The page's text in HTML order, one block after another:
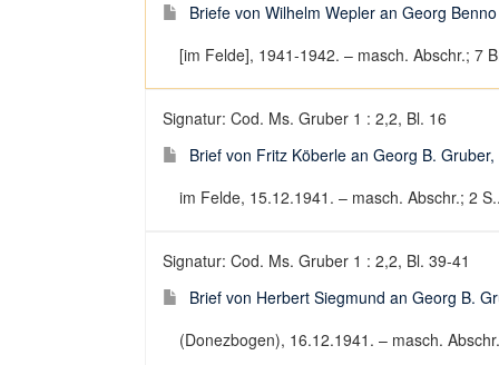
Briefe von Wilhelm Wepler an Georg
[im Felde], 1941-1942. – masch. Abschr.; 7
Signatur: Cod. Ms. Gruber 1 : 2,2, Bl. 16
Brief von Fritz Köberle an Georg B.
im Felde, 15.12.1941. – masch. Abschr.; 2
Signatur: Cod. Ms. Gruber 1 : 2,2, Bl. 39-41
Brief von Herbert Siegmund an Georg B.
(Donezbogen), 16.12.1941. – masch.